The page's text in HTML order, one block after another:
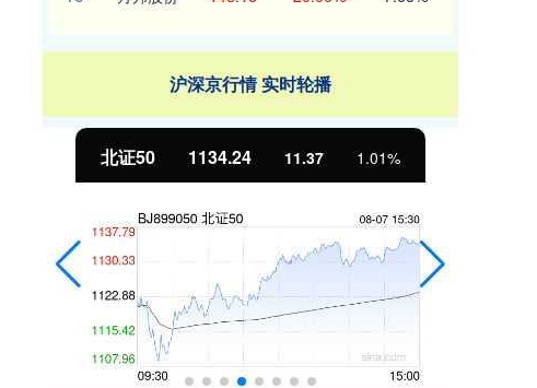
沪深京行情 实时轮播
北证50 1134.24 11.37 1.01%